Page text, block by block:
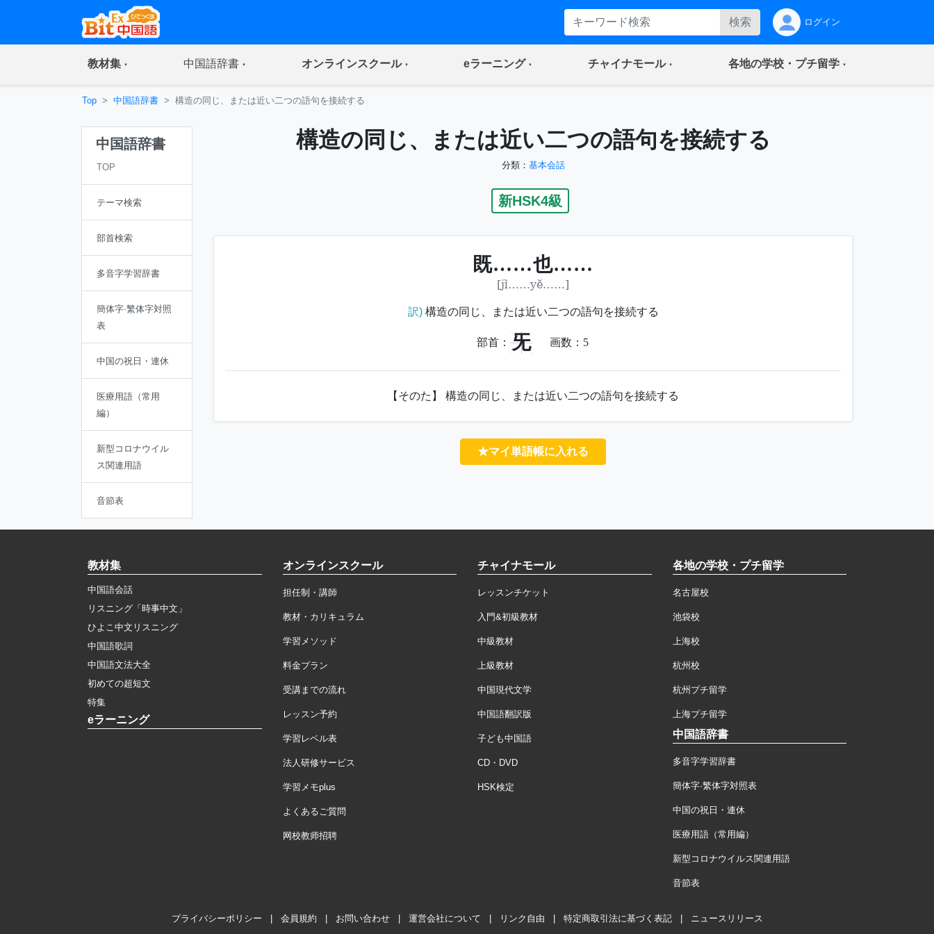
検索 ログイン
教材集(current) 中国語辞書(current) オンラインスクール(current) eラーニング(current) チャイナモール(current) 各地の学校・プチ留学(current)
Top 中国語辞書 構造の同じ、または近い二つの語句を接続する
中国語辞書
TOP
テーマ検索
部首検索
多音字学習辞書
簡体字·繁体字対照
表
中国の祝日・連休
医療用語（常用
編）
新型コロナウイル
ス関連用語
音節表
構造の同じ、または近い二つの語句を接続する
分類： 基本会話
新HSK4級
既……也……
[jì……yě……]
訳)構造の同じ、または近い二つの語句を接続する
部首： 旡 画数： 5
【そのた】 構造の同じ、または近い二つの語句を接続する
★マイ単語帳に入れる
教材集
中国語会話
リスニング「時事中文」
ひよこ中文リスニング
中国語歌詞
中国語文法大全
初めての超短文
特集
eラーニング
オンラインスクール
担任制・講師
教材・カリキュラム
学習メソッド
料金プラン
受講までの流れ
レッスン予約
学習レベル表
法人研修サービス
学習メモplus
よくあるご質問
网校教师招聘
チャイナモール
レッスンチケット
入門&初級教材
中級教材
上級教材
中国現代文学
中国語翻訳版
子ども中国語
CD・DVD
HSK検定
各地の学校・プチ留学
名古屋校
池袋校
上海校
杭州校
杭州プチ留学
上海プチ留学
中国語辞書
多音字学習辞書
簡体字·繁体字対照表
中国の祝日・連休
医療用語（常用編）
新型コロナウイルス関連用語
音節表
プライバシーポリシー 会員規約 お問い合わせ 運営会社について リンク自由 特定商取引法に基づく表記 ニュースリリース